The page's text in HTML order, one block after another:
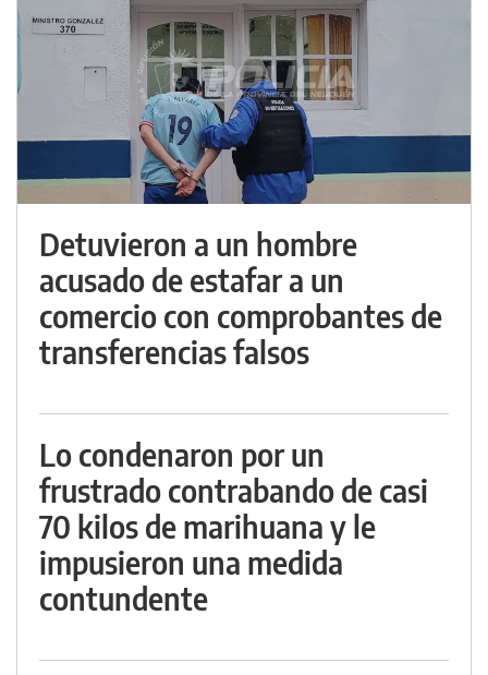
Detuvieron a un hombre
acusado de estafar a un
comercio con comprobantes de
transferencias falsos
Lo condenaron por un
frustrado contrabando de casi
70 kilos de marihuana y le
impusieron una medida
contundente